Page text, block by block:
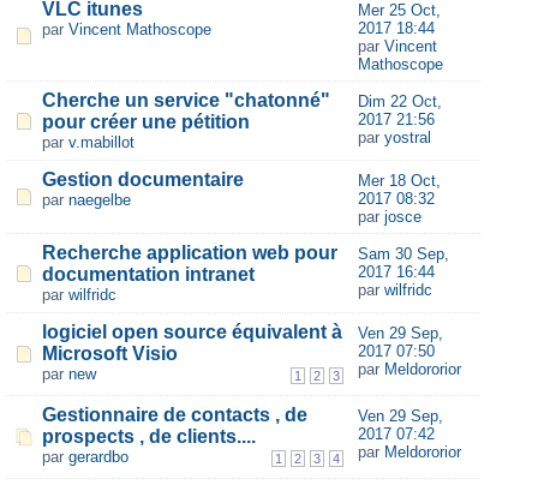
VLC itunes
par Vincent Mathoscope
Mer 25 Oct,
2017 18:44
par Vincent
Mathoscope
Cherche un service "chatonné"
pour créer une pétition
par v.mabillot
Dim 22 Oct,
2017 21:56
par yostral
Gestion documentaire
par naegelbe
Mer 18 Oct,
2017 08:32
par josce
Recherche application web pour
documentation intranet
par wilfridc
Sam 30 Sep,
2017 16:44
par wilfridc
logiciel open source équivalent à
Microsoft Visio
1 2 3
par new
Ven 29 Sep,
2017 07:50
par Meldororior
Gestionnaire de contacts , de
prospects , de clients....
1 2 3 4
par gerardbo
Ven 29 Sep,
2017 07:42
par Meldororior